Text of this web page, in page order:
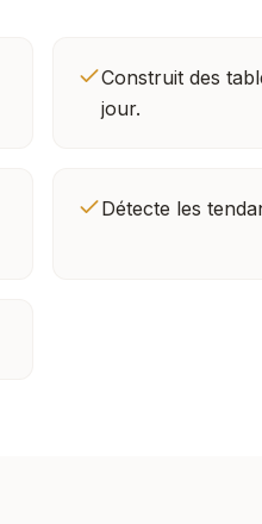
Construit des
jour.
Détecte les